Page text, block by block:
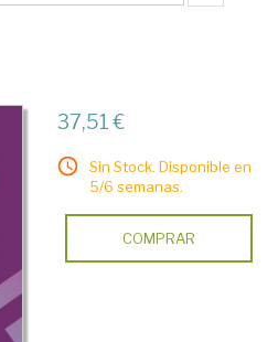
37,51 €
Sin Stock. Disponible en
5/6 semanas.
COMPRAR